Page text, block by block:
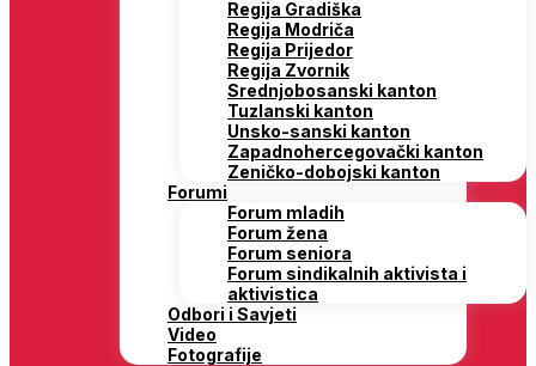
Regija Gradiška
Regija Modriča
Regija Prijedor
Regija Zvornik
Srednjobosanski kanton
Tuzlanski kanton
Unsko-sanski kanton
Zapadnohercegovački kanton
Zeničko-dobojski kanton
Forumi
Forum mladih
Forum žena
Forum seniora
Forum sindikalnih aktivista i
aktivistica
Odbori i Savjeti
Video
Fotografije